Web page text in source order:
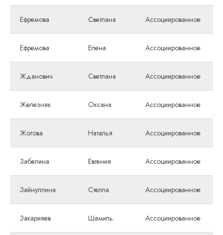
Ефремова Светлана Ассоциированное
Ефремова Елена Ассоциированное
Жданович Светлана Ассоциированное
Железняк Оксана Ассоциированное
Жогова Наталья Ассоциированное
Забелина Евгения Ассоциированное
Зайнуллина Стелла Ассоциированное
Закарияев Шамиль Ассоциированное